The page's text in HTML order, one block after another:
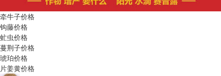
牵牛子价格
钩藤价格
虻虫价格
蔓荆子价格
琥珀价格
片姜黄价格